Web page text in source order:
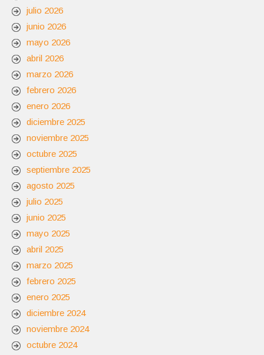
julio 2026
junio 2026
mayo 2026
abril 2026
marzo 2026
febrero 2026
enero 2026
diciembre 2025
noviembre 2025
octubre 2025
septiembre 2025
agosto 2025
julio 2025
junio 2025
mayo 2025
abril 2025
marzo 2025
febrero 2025
enero 2025
diciembre 2024
noviembre 2024
octubre 2024